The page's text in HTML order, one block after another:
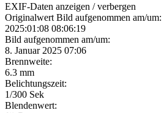
EXIF-Daten anzeigen / verbergen
Originalwert Bild aufgenommen am/um:
2025:01:08 08:06:19
Bild aufgenommen am/um:
8. Januar 2025 07:06
Brennweite:
6.3 mm
Belichtungszeit:
1/300 Sek
Blendenwert: